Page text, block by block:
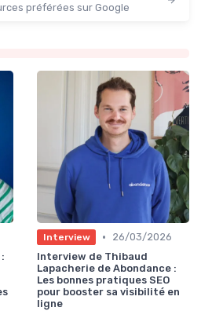
préférées sur Google
Interview •
26/03/2026
Interview de Thibaud
Lapacherie de Abondance :
Les bonnes pratiques SEO
pour booster sa visibilité en
ligne